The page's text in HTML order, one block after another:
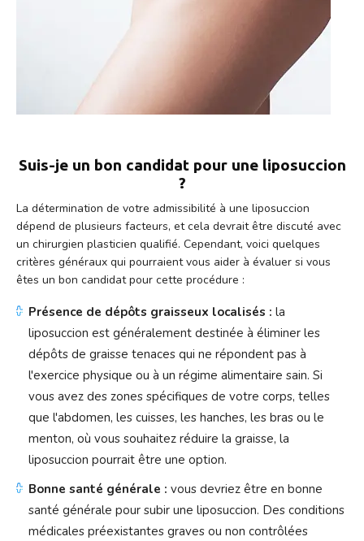
Suis-je un bon candidat pour une liposuccion
?
La détermination de votre admissibilité à une liposuccion
dépend de plusieurs facteurs, et cela devrait être discuté avec
un chirurgien plasticien qualifié. Cependant, voici quelques
critères généraux qui pourraient vous aider à évaluer si vous
êtes un bon candidat pour cette procédure :
Présence de dépôts graisseux localisés : la
liposuccion est généralement destinée à éliminer les
dépôts de graisse tenaces qui ne répondent pas à
l'exercice physique ou à un régime alimentaire sain. Si
vous avez des zones spécifiques de votre corps, telles
que l'abdomen, les cuisses, les hanches, les bras ou le
menton, où vous souhaitez réduire la graisse, la
liposuccion pourrait être une option.
Bonne santé générale : vous devriez être en bonne
santé générale pour subir une liposuccion. Des conditions
médicales préexistantes graves ou non contrôlées